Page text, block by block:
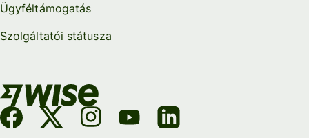
Ügyféltámogatás
Szolgáltatói státusza